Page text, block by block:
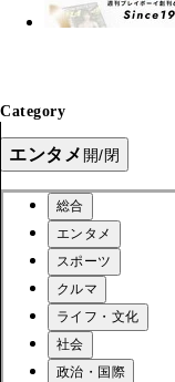
Category
エンタメ 開/閉
総合
エンタメ
スポーツ
クルマ
ライフ・文化
社会
政治・国際